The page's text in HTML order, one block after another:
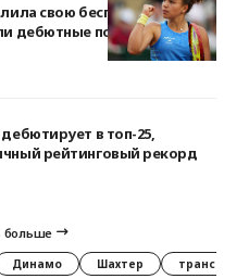
свою беспроигрышную
дебютные победы в основе
в топ-25,
рейтинговый рекорд
больше
Динамо Шахтер трансферы